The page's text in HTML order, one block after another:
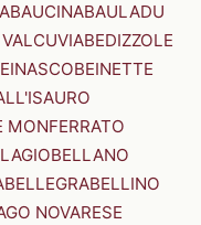
BAUCINABAULADU
BEDIZZOLE
BEINETTE
MONFERRATO
BELLANO
BELLEGRABELLINO
NOVARESE